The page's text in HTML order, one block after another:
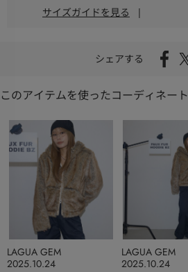
サイズガイドを見る |
シェアする
このアイテムを使ったコーディネート
2025.10.24
LAGUA GEM
2025.10.24
LAGUA GEM